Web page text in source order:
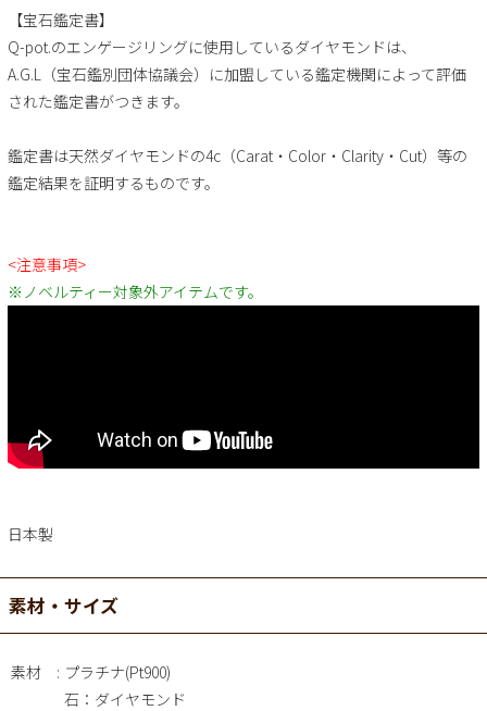
【宝石鑑定書】
Q-pot.のエンゲージリングに使用しているダイヤモンドは、
A.G.L（宝石鑑別団体協議会）に加盟している鑑定機関によって評価
された鑑定書がつきます。
鑑定書は天然ダイヤモンドの4c（Carat・Color・Clarity・Cut）等の
鑑定結果を証明するものです。
<注意事項>
※ノベルティー対象外アイテムです。
日本製
素材・サイズ
素材
プラチナ(Pt900)
石：ダイヤモンド